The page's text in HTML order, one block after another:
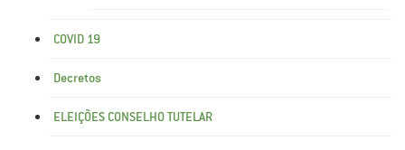
COVID 19
Decretos
ELEIÇÕES CONSELHO TUTELAR